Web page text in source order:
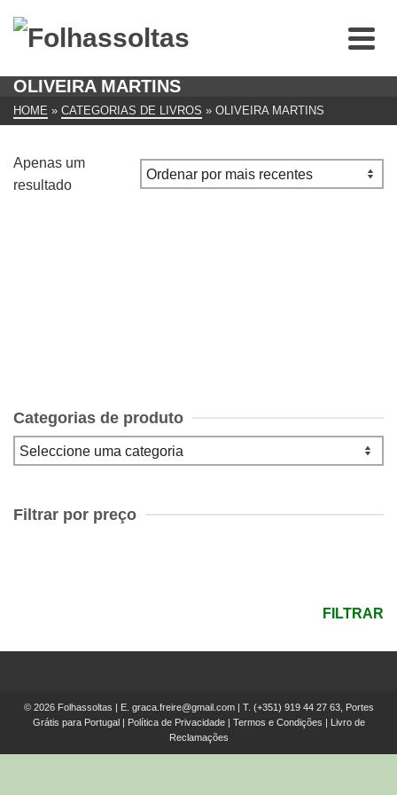
OLIVEIRA MARTINS
HOME » CATEGORIAS DE LIVROS » OLIVEIRA MARTINS
Apenas um
resultado
Categorias de produto
Filtrar por preço
FILTRAR
© 2026 Folhassoltas | E. graca.freire@gmail.com| T. (+351) 919 44 27 63, Portes
Grátis para Portugal
Política de Privacidade| Termos e Condições
Livro de
Reclamações